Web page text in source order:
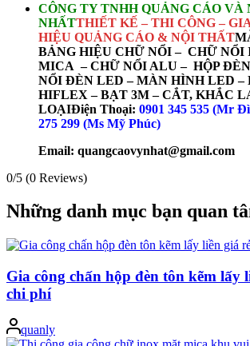
CÔNG TY TNHH QUẢNG CÁO VÀ
NHẤTTHIẾT KẾ – THI CÔNG –
HIỆU QUẢNG CÁO & NỘI THẤT
BẢNG HIỆU CHỮ NỔI – CHỮ NỔI
MICA – CHỮ NỔI ALU – HỘP
NỔI ĐÈN LED –MÀN HÌNH LED –
HIFLEX – BẠT 3M – CẮT, KHẮC
LOẠIĐiện Thoại: 0901 345 535 (Mr
275 299 (Ms Mỹ Phúc)
Email: quangcaovynhat@gmail.com
0/5 (0 Reviews)
Những danh mục bạn quan
Gia công chấn hộp đèn tôn kẽm lấy
chi phí
Posted
by
quanly